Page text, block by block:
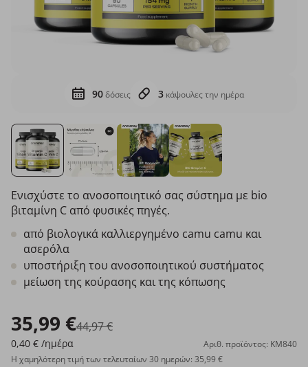
90δόσεις 3κάψουλες την ημέρα
Ενισχύστε το ανοσοποιητικό σας σύστημα με bio
βιταμίνη C από φυσικές πηγές.
από βιολογικά καλλιεργημένο camu camu και
ασερόλα
υποστήριξη του ανοσοποιητικού συστήματος
μείωση της κούρασης και της κόπωσης
35,99 €44,97 €
0,40 € /ημέρα
Αριθ. προϊόντος: KM840
Η χαμηλότερη τιμή των τελευταίων 30 ημερών: 35,99 €